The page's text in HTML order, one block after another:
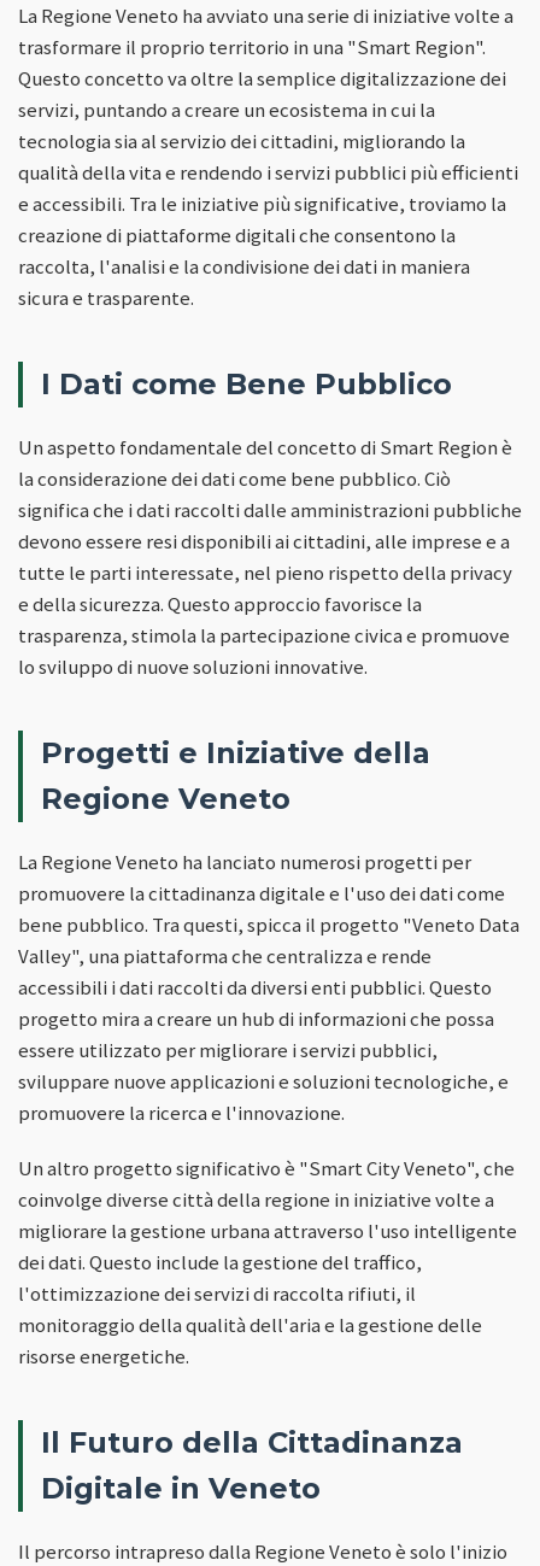
La Regione Veneto ha avviato una serie di iniziative volte a
trasformare il proprio territorio in una "Smart Region".
Questo concetto va oltre la semplice digitalizzazione dei
servizi, puntando a creare un ecosistema in cui la
tecnologia sia al servizio dei cittadini, migliorando la
qualità della vita e rendendo i servizi pubblici più efficienti
e accessibili. Tra le iniziative più significative, troviamo la
creazione di piattaforme digitali che consentono la
raccolta, l'analisi e la condivisione dei dati in maniera
sicura e trasparente.
I Dati come Bene Pubblico
Un aspetto fondamentale del concetto di Smart Region è
la considerazione dei dati come bene pubblico. Ciò
significa che i dati raccolti dalle amministrazioni pubbliche
devono essere resi disponibili ai cittadini, alle imprese e a
tutte le parti interessate, nel pieno rispetto della privacy
e della sicurezza. Questo approccio favorisce la
trasparenza, stimola la partecipazione civica e promuove
lo sviluppo di nuove soluzioni innovative.
Progetti e Iniziative della
Regione Veneto
La Regione Veneto ha lanciato numerosi progetti per
promuovere la cittadinanza digitale e l'uso dei dati come
bene pubblico. Tra questi, spicca il progetto "Veneto Data
Valley", una piattaforma che centralizza e rende
accessibili i dati raccolti da diversi enti pubblici. Questo
progetto mira a creare un hub di informazioni che possa
essere utilizzato per migliorare i servizi pubblici,
sviluppare nuove applicazioni e soluzioni tecnologiche, e
promuovere la ricerca e l'innovazione.
Un altro progetto significativo è "Smart City Veneto", che
coinvolge diverse città della regione in iniziative volte a
migliorare la gestione urbana attraverso l'uso intelligente
dei dati. Questo include la gestione del traffico,
l'ottimizzazione dei servizi di raccolta rifiuti, il
monitoraggio della qualità dell'aria e la gestione delle
risorse energetiche.
Il Futuro della Cittadinanza
Digitale in Veneto
Il percorso intrapreso dalla Regione Veneto è solo l'inizio